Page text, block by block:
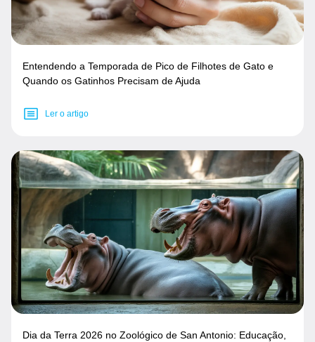
Entendendo a Temporada de Pico de Filhotes de Gato e
Quando os Gatinhos Precisam de Ajuda
Ler o artigo
Dia da Terra 2026 no Zoológico de San Antonio: Educação,